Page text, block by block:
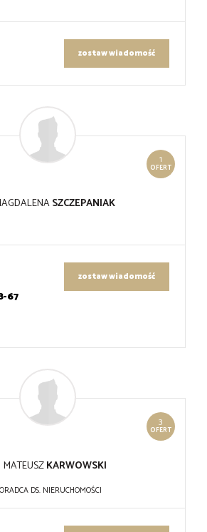
zostaw wiadomość
1
OFERT
SZCZEPANIAK
67
zostaw wiadomość
3
OFERT
MATEUSZKARWOWSKI
DS. NIERUCHOMOŚCI